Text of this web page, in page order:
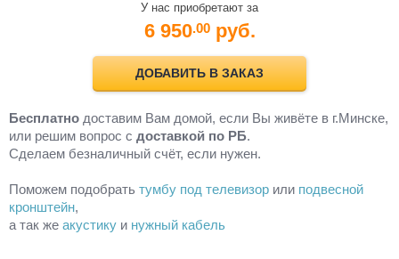
У нас приобретают за
6 950.00 руб.
ДОБАВИТЬ В ЗАКАЗ
Бесплатно доставим Вам домой, если Вы живёте в г.Минске,
или решим вопрос с доставкой по РБ.
Cделаем безналичный счёт, если нужен.
Поможем подобрать тумбу под телевизор или подвесной
кронштейн,
а так же акустику и нужный кабель